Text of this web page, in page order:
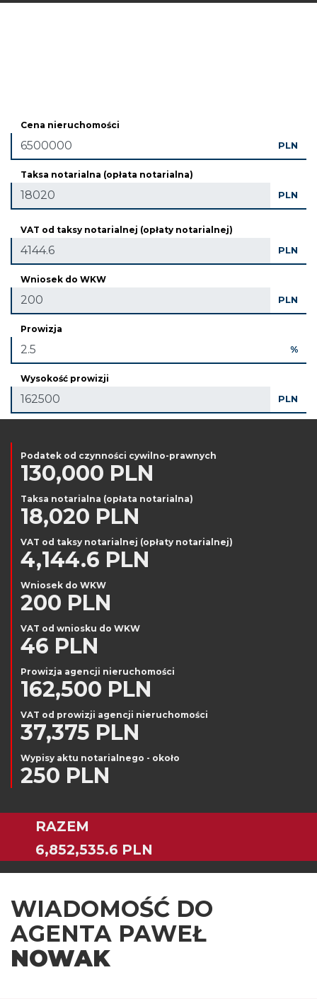
Cena nieruchomości
PLN
Taksa notarialna (opłata notarialna)
PLN
VAT od taksy notarialnej (opłaty notarialnej)
PLN
Wniosek do WKW
PLN
Prowizja
%
Wysokość prowizji
PLN
Podatek od czynności cywilno-prawnych
130,000 PLN
Taksa notarialna (opłata notarialna)
18,020 PLN
VAT od taksy notarialnej (opłaty notarialnej)
4,144.6 PLN
Wniosek do WKW
200 PLN
VAT od wniosku do WKW
46 PLN
Prowizja agencji nieruchomości
162,500 PLN
VAT od prowizji agencji nieruchomości
37,375 PLN
Wypisy aktu notarialnego - około
250 PLN
RAZEM
6,852,535.6 PLN
WIADOMOŚĆ DO
AGENTA PAWEŁ
NOWAK